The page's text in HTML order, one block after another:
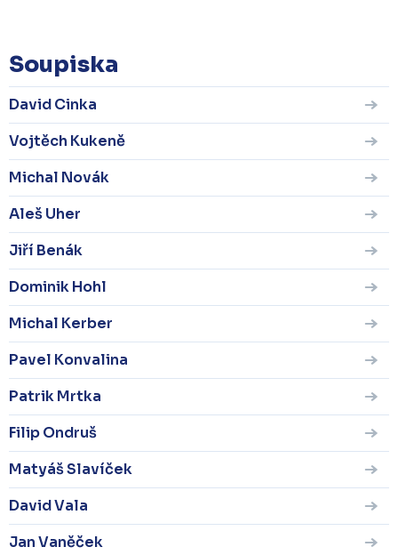
Soupiska
David Cinka
Vojtěch Kukeně
Michal Novák
Aleš Uher
Jiří Benák
Dominik Hohl
Michal Kerber
Pavel Konvalina
Patrik Mrtka
Filip Ondruš
Matyáš Slavíček
David Vala
Jan Vaněček